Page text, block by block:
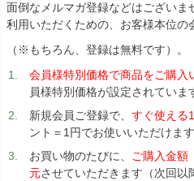
面倒なメルマガ登録などはござい
利用いただくための、お客様本位の
（※もちろん、登録は無料です）。
会員様特別価格で商品をご購入
員様特別価格が設定されていま
新規会員ご登録で、 すぐ使える
ント＝1円でお使いいただけま
お買い物のたびに、 ご購入金額
元させていただきます（次回